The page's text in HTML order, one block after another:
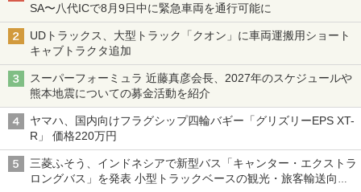
SA〜八代ICで8月9日中に緊急車両を通行可能に
UDトラックス、大型トラック「クオン」に車両運搬用ショート
キャブトラクタ追加
スーパーフォーミュラ 近藤真彦会長、2027年のスケジュールや
熊本地震についての募金活動を紹介
ヤマハ、国内向けフラグシップ四輪バギー「グリズリーEPS XT-
R」 価格220万円
三菱ふそう、インドネシアで新型バス「キャンター・エクストラ
ロングバス」を発表 小型トラックベースの観光・旅客輸送向け